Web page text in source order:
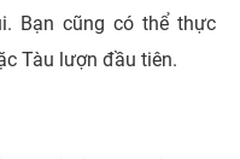
Bạn cũng có thể thực
Tàu lượn đầu tiên.